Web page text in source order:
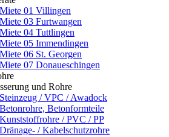
Miete 01 Villingen
Miete 03 Furtwangen
Miete 04 Tuttlingen
Miete 05 Immendingen
Miete 06 St. Georgen
Miete 07 Donaueschingen
und Rohre
Steinzeug / VPC / Awadock
Betonrohre, Betonformteile
Kunststoffrohre / PVC / PP
Dränage- / Kabelschutzrohre